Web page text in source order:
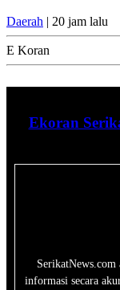
Daerah | 20 jam lalu
E Koran
Ekoran
informasi secara